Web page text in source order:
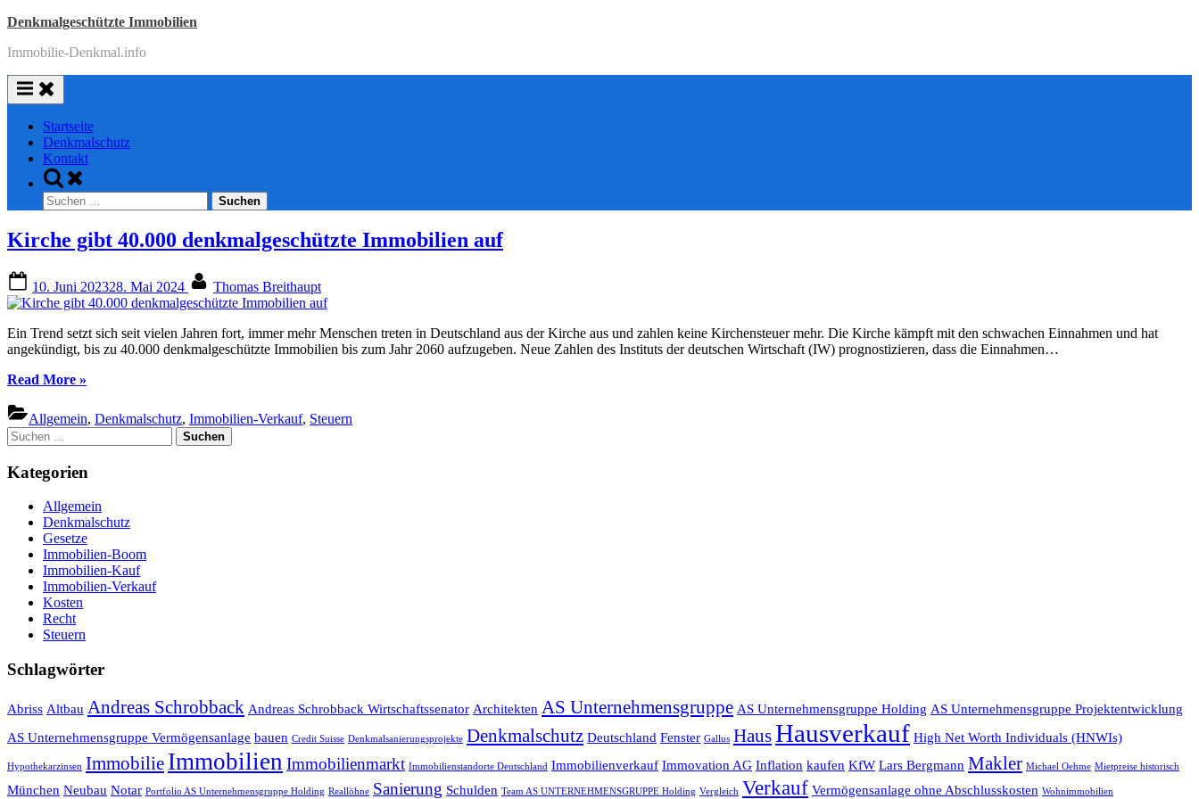
Skip
content
Denkmalgeschützte Immobilien
Immobilie-Denkmal.info
Startseite
Denkmalschutz
Kontakt
Toggle
search
form
Suchen
nach:
Kirche gibt 40.000 denkmalgeschützte Immobilien auf
on
10. Juni 202328. Mai 2024 Thomas Breithaupt
Ein Trend setzt sich seit vielen Jahren fort, immer mehr Menschen treten in Deutschland aus der Kirche aus und zahlen keine Kirchensteuer mehr. Die Kirche kämpft mit den schwachen Einnahmen und hat
angekündigt, bis zu 40.000 denkmalgeschützte Immobilien bis zum Jahr 2060 aufzugeben. Neue Zahlen des Instituts der deutschen Wirtschaft (IW) prognostizieren, dass die Einnahmen…
Read More“Kirche
40.000
denkmalgeschützte
Immobilien
»
Allgemein, Denkmalschutz, Immobilien-Verkauf, Steuern
Suchen
nach:
Kategorien
Allgemein
Denkmalschutz
Gesetze
Immobilien-Boom
Immobilien-Kauf
Immobilien-Verkauf
Kosten
Recht
Steuern
Schlagwörter
Abriss Altbau Andreas Schrobback Andreas Schrobback Wirtschaftssenator Architekten AS Unternehmensgruppe AS Unternehmensgruppe Holding AS Unternehmensgruppe Projektentwicklung
AS Unternehmensgruppe Vermögensanlage bauen Credit Suisse Denkmalsanierungsprojekte Denkmalschutz Deutschland Fenster Gallus HausHausverkauf High Net Worth Individuals (HNWIs)
Hypothekarzinsen Immobilie Immobilien Immobilienmarkt Immobilienstandorte Deutschland Immobilienverkauf Immovation AG Inflation kaufen KfW Lars Bergmann Makler Michael Oehme Mietpreise historisch
München Neubau Notar Portfolio AS Unternehmensgruppe Holding Reallöhne Sanierung Schulden Team AS UNTERNEHMENSGRUPPE Holding Vergleich Verkauf Vermögensanlage ohne Abschlusskosten Wohnimmobilien